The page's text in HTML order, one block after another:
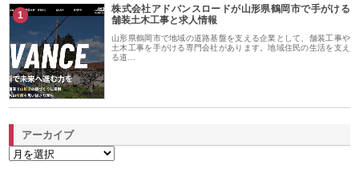
1
株式会社アドバンスロードが山形県鶴岡市で手がける
舗装土木工事と求人情報
山形県鶴岡市で地域の道路基盤を支える企業として、舗装工事や
土木工事を手がける専門会社があります。地域住民の生活を支え
る道…
アーカイブ